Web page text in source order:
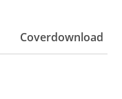
Coverdownload